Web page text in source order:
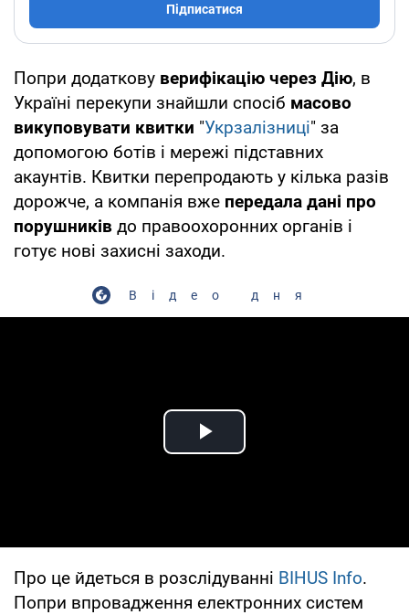
Підписатися
Попри додаткову верифікацію через Дію, в
Україні перекупи знайшли спосіб масово
викуповувати квитки "Укрзалізниці" за
допомогою ботів і мережі підставних
акаунтів. Квитки перепродають у кілька разів
дорожче, а компанія вже передала дані про
порушників до правоохоронних органів і
готує нові захисні заходи.
Відео дня
Play Video
Про це йдеться в розслідуванні BIHUS Info.
Попри впровадження електронних систем